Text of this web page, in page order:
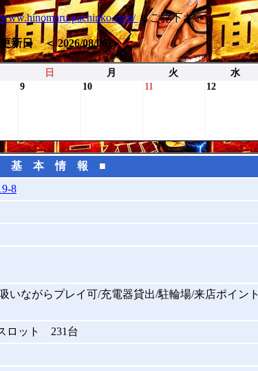
pachinko.com/もご覧下さい。
新日 ＜ 2026/08/06 ＞
日 月 火 水
9 10 11 12
基 本 情 報 ■
8
いながらプレイ可/充電器貸出/駐輪場/来店ポイント
ット 231台